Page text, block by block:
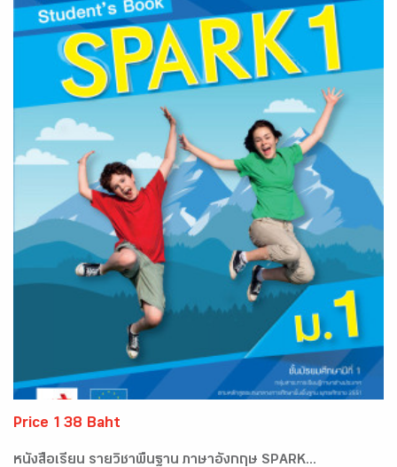
Price 138 Baht
หนังสือเรียน รายวิชาพื้นฐาน ภาษาอังกฤษ SPARK...